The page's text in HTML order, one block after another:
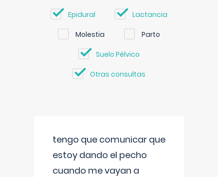
Epidural Lactancia
Molestia Parto
Suelo Pélvico
Otras consultas
tengo que comunicar que
estoy dando el pecho
cuando me vayan a